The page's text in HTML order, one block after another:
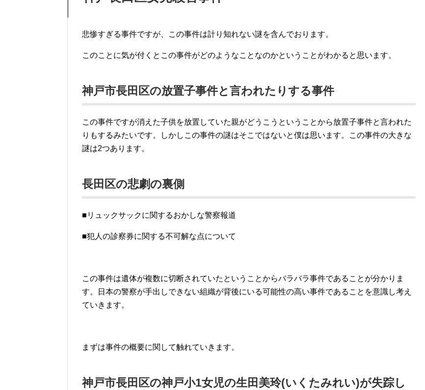
悲惨すぎる事件ですが、この事件は計り知れない謎を含んでおります。
このことに気が付くとこの事件がどのようなことなのかということがわかると思います。
神戸市長田区の放置子事件と言われたりする事件
この事件ですが消えた子供を放置していた親がどうこうということから放置子事件と言われた
りもするみたいです。しかしこの事件の謎はそこではないと僕は思います。この事件の大きな
謎は2つあります。
長田区の悲劇の裏側
■リュックサックに関するおかしな警察報道
■犯人の診察券に関する不可解な点について
この事件は遺体が複数に切断されていたということからバラバラ事件であることが分かりま
す。日本の警察が手出しできない組織が背後にいる可能性の高い事件であることを意識し考え
ていきます。
まずは事件の概要に関して触れていきます。
神戸市長田区の神戸小1女児の生田美玲(いくたみれい)が失踪し